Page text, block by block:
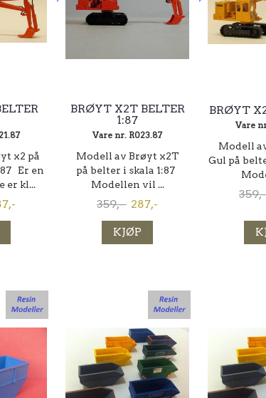
x2 på
Er en
er kl...
BRØYT X2T BELTER
1:87
Vare nr. R023.87
Modell av Brøyt x2T
på belter i skala 1:87
Modellen vil ...
359,- 287,-
KJØP
BRØYT
Vare
Modell
Gul på